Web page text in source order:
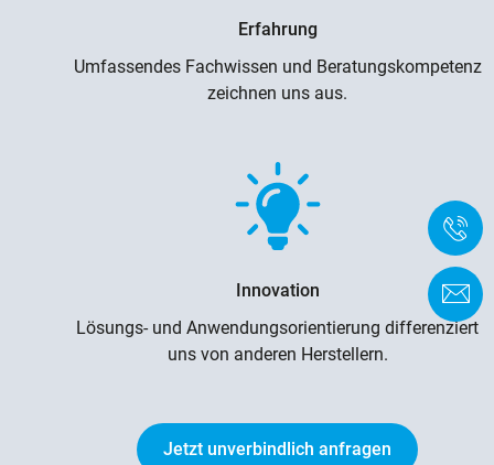
Erfahrung
Umfassendes Fachwissen und Beratungskompetenz
zeichnen uns aus.
Innovation
Lösungs- und Anwendungsorientierung differenziert
uns von anderen Herstellern.
Jetzt unverbindlich anfragen